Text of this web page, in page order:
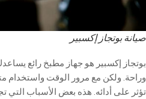
صيانة بوتجاز إكسبير
بوتجاز إكسبير هو جهاز مطبخ رائع
وراحة. ولكن مع مرور الوقت واستخدام
تؤثر على أدائه. هذه بعض الأسباب التي